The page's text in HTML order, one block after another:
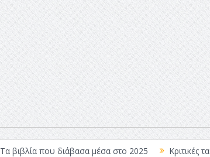
Τα βιβλία που διάβασα μέσα στο 2025
Κριτικές